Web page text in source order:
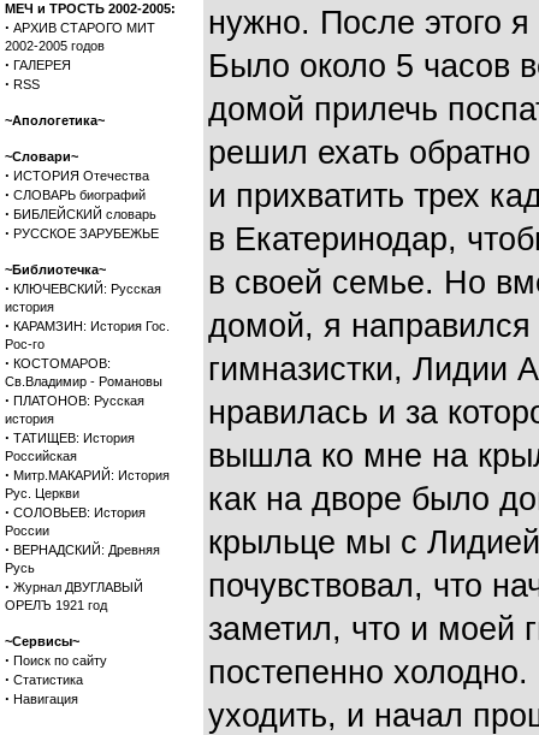
МЕЧ и ТРОСТЬ 2002-2005:
· АРХИВ СТАРОГО МИТ
2002-2005 годов
· ГАЛЕРЕЯ
· RSS
~Апологетика~
~Словари~
· ИСТОРИЯ Отечества
· СЛОВАРЬ биографий
· БИБЛЕЙСКИЙ словарь
· РУССКОЕ ЗАРУБЕЖЬЕ
~Библиотечка~
· КЛЮЧЕВСКИЙ: Русская
история
· КАРАМЗИН: История Гос.
Рос-го
· КОСТОМАРОВ:
Св.Владимир - Романовы
· ПЛАТОНОВ: Русская
история
· ТАТИЩЕВ: История
Российская
· Митр.МАКАРИЙ: История
Рус. Церкви
· СОЛОВЬЕВ: История
России
· ВЕРНАДСКИЙ: Древняя
Русь
· Журнал ДВУГЛАВЫЙ
ОРЕЛЪ 1921 год
~Сервисы~
· Поиск по сайту
· Статистика
· Навигация
нужно. После этого
Было около 5 часов
домой прилечь
решил ехать
и прихватить трех
в Екатеринодар,
в своей семье. Но
домой, я
гимназистки, Лидии
нравилась и за
вышла ко мне на
как на дворе было
крыльце мы с
почувствовал, что
заметил, что и моей
постепенно
уходить, и начал